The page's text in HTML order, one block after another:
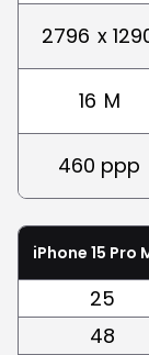
2796 x
16 M
460 ppp
iPhone 15 Pro
25
48